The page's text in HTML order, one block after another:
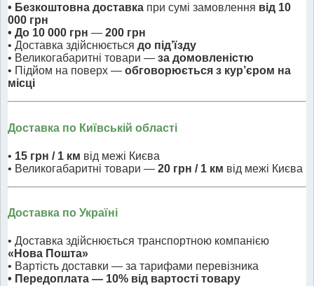
• Безкоштовна доставка при сумі замовлення від 10
000 грн
• До 10 000 грн — 200 грн
• Доставка здійснюється до під’їзду
• Великогабаритні товари — за домовленістю
• Підйом на поверх — обговорюється з кур’єром на
місці
Доставка по Київській області
• 15 грн / 1 км від межі Києва
• Великогабаритні товари — 20 грн / 1 км від межі Києва
Доставка по Україні
• Доставка здійснюється транспортною компанією
«Нова Пошта»
• Вартість доставки — за тарифами перевізника
• Передоплата — 10% від вартості товару